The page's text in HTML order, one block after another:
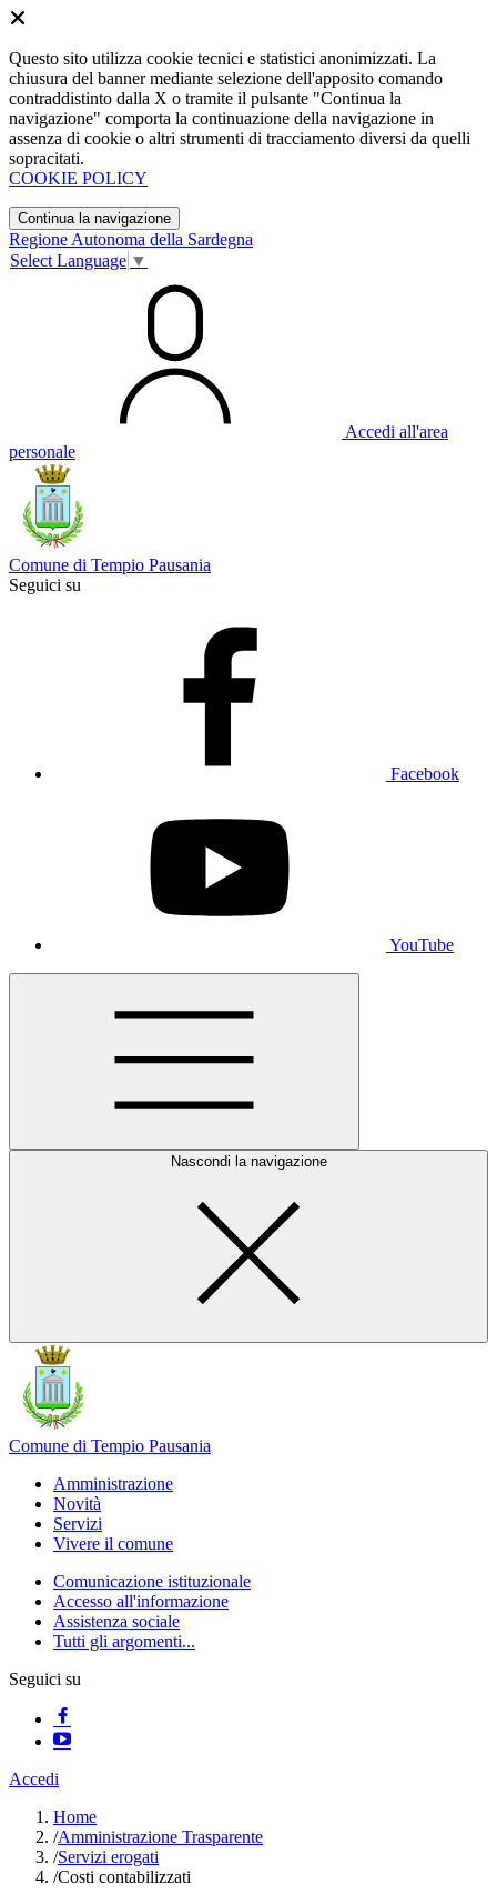
Questo sito utilizza cookie tecnici e statistici anonimizzati. La
chiusura del banner mediante selezione dell'apposito comando
contraddistinto dalla X o tramite il pulsante "Continua la
navigazione" comporta la continuazione della navigazione in
assenza di cookie o altri strumenti di tracciamento diversi da quelli
sopracitati.
COOKIE POLICY
Continua la navigazione
Regione Autonoma della Sardegna
Select Language ▼
Accedi all'area
personale
Comune di Tempio Pausania
Seguici su
Facebook
YouTube
Nascondi la navigazione
Comune di Tempio Pausania
Amministrazione
Novità
Servizi
Vivere il comune
Comunicazione istituzionale
Accesso all'informazione
Assistenza sociale
Tutti gli argomenti...
Seguici su
Accedi
Home
/Amministrazione Trasparente
/Servizi erogati
/Costi contabilizzati